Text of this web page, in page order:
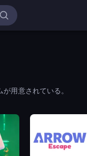
用意されている。